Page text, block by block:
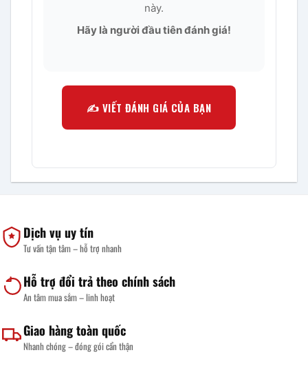
này.
Hãy là người đầu tiên đánh giá!
✍️ VIẾT ĐÁNH GIÁ CỦA BẠN
Dịch vụ uy tín
Tư vấn tận tâm – hỗ trợ nhanh
Hỗ trợ đổi trả theo chính sách
An tâm mua sắm – linh hoạt
Giao hàng toàn quốc
Nhanh chóng – đóng gói cẩn thận